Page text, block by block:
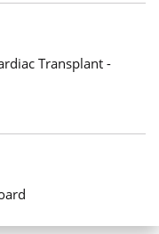
Transplant -